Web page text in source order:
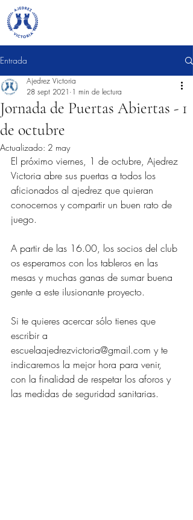
Entrada
Jornada de Puertas Abiertas - 1
de octubre
Ajedrez Victoria
28 sept 2021 1 min de lectura
Actualizado: 2 may
El próximo viernes, 1 de octubre, Ajedrez
Victoria abre sus puertas a todos los
aficionados al ajedrez que quieran
conocernos y compartir un buen rato de
juego.
A partir de las 16.00, los socios del club
os esperamos con los tableros en las
mesas y muchas ganas de sumar buena
gente a este ilusionante proyecto.
Si te quieres acercar sólo tienes que
escribir a
escuelaajedrezvictoria@gmail.com y te
indicaremos la mejor hora para venir,
con la finalidad de respetar los aforos y
las medidas de seguridad sanitarias.